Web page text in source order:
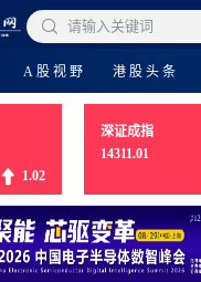
 请输入关键词
A股视野 港股头条
1.02
深证成指
14311.01